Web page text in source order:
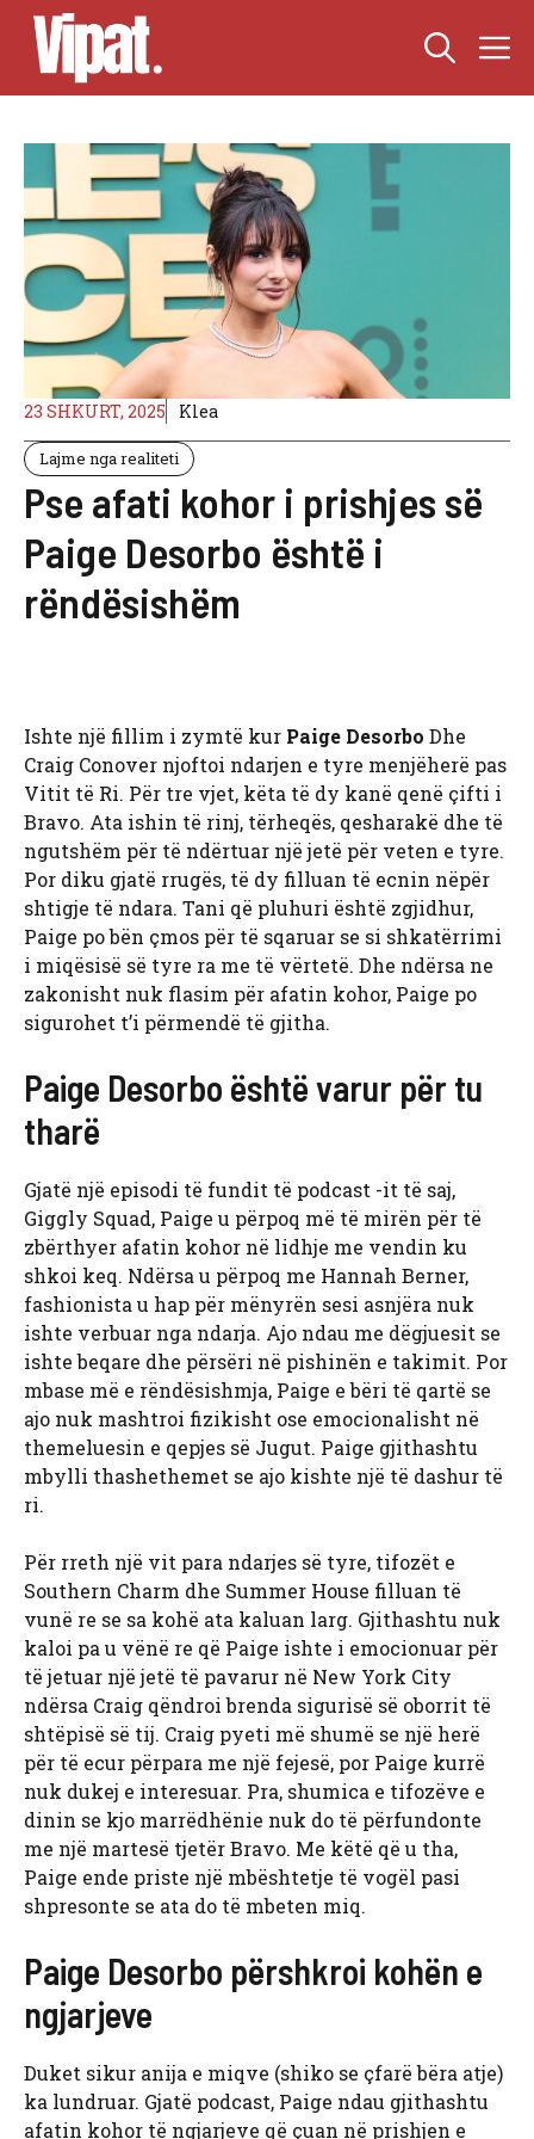
Skip
content
23 SHKURT, 2025 Klea
Lajme nga realiteti
Pse afati kohor i prishjes së
Paige Desorbo është i
rëndësishëm
Ishte një fillim i zymtë kur Paige Desorbo Dhe
Craig Conover njoftoi ndarjen e tyre menjëherë pas
Vitit të Ri. Për tre vjet, këta të dy kanë qenë çifti i
Bravo. Ata ishin të rinj, tërheqës, qesharakë dhe të
ngutshëm për të ndërtuar një jetë për veten e tyre.
Por diku gjatë rrugës, të dy filluan të ecnin nëpër
shtigje të ndara. Tani që pluhuri është zgjidhur,
Paige po bën çmos për të sqaruar se si shkatërrimi
i miqësisë së tyre ra me të vërtetë. Dhe ndërsa ne
zakonisht nuk flasim për afatin kohor, Paige po
sigurohet t’i përmendë të gjitha.
Paige Desorbo është varur për tu
tharë
Gjatë një episodi të fundit të podcast -it të saj,
Giggly Squad, Paige u përpoq më të mirën për të
zbërthyer afatin kohor në lidhje me vendin ku
shkoi keq. Ndërsa u përpoq me Hannah Berner,
fashionista u hap për mënyrën sesi asnjëra nuk
ishte verbuar nga ndarja. Ajo ndau me dëgjuesit se
ishte beqare dhe përsëri në pishinën e takimit. Por
mbase më e rëndësishmja, Paige e bëri të qartë se
ajo nuk mashtroi fizikisht ose emocionalisht në
themeluesin e qepjes së Jugut. Paige gjithashtu
mbylli thashethemet se ajo kishte një të dashur të
ri.
Për rreth një vit para ndarjes së tyre, tifozët e
Southern Charm dhe Summer House filluan të
vunë re se sa kohë ata kaluan larg. Gjithashtu nuk
kaloi pa u vënë re që Paige ishte i emocionuar për
të jetuar një jetë të pavarur në New York City
ndërsa Craig qëndroi brenda sigurisë së oborrit të
shtëpisë së tij. Craig pyeti më shumë se një herë
për të ecur përpara me një fejesë, por Paige kurrë
nuk dukej e interesuar. Pra, shumica e tifozëve e
dinin se kjo marrëdhënie nuk do të përfundonte
me një martesë tjetër Bravo. Me këtë që u tha,
Paige ende priste një mbështetje të vogël pasi
shpresonte se ata do të mbeten miq.
Paige Desorbo përshkroi kohën e
ngjarjeve
Duket sikur anija e miqve (shiko se çfarë bëra atje)
ka lundruar. Gjatë podcast, Paige ndau gjithashtu
afatin kohor të ngjarjeve që çuan në prishjen e